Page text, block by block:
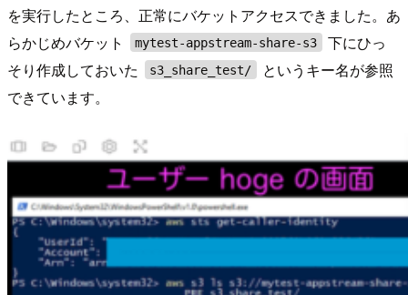
を実行したところ、正常にバケットアクセスできました。あ
らかじめバケット
mytest-appstream-share-s3
下にひっ
そり作成しておいた
s3_share_test/
というキー名が参照
できています。